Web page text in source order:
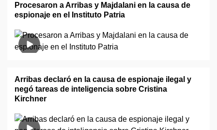
Procesaron a Arribas y Majdalani en la causa de
espionaje en el Instituto Patria
Arribas declaró en la causa de espionaje ilegal y
negó tareas de inteligencia sobre Cristina
Kirchner